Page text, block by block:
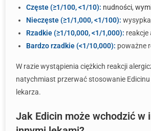
Częste (≥1/100, <1/10): nudności,
Nieczęste (≥1/1,000, <1/100):
Rzadkie (≥1/10,000, <1/1,000): reakcje
Bardzo rzadkie (<1/10,000): poważne
W razie wystąpienia ciężkich reakcji
natychmiast przerwać stosowanie Edicinu
lekarza.
Jak Edicin może wchodzić w